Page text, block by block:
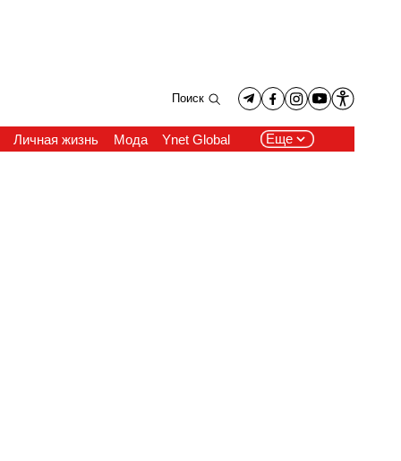
Поиск
Личная жизнь Мода Ynet Global Еще